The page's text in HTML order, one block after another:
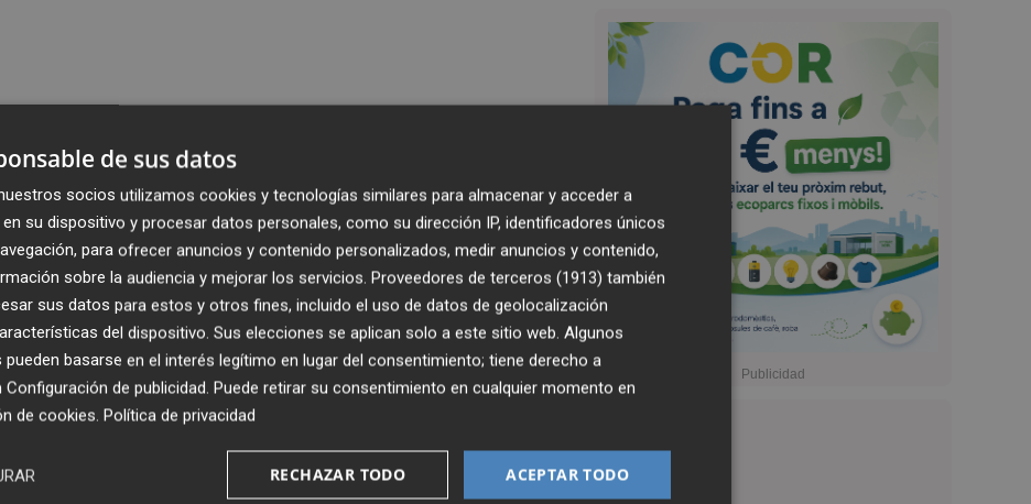
de sus datos
socios utilizamos cookies y tecnologías similares para almacenar y acceder a
su dispositivo y procesar datos personales, como su dirección IP, identificadores únicos
para ofrecer anuncios y contenido personalizados, medir anuncios y contenido,
sobre la audiencia y mejorar los servicios. Proveedores de terceros (1913) también
sus datos para estos y otros fines, incluido el uso de datos de geolocalización
del dispositivo. Sus elecciones se aplican solo a este sitio web. Algunos
pueden basarse en el interés legítimo en lugar del consentimiento; tiene derecho a
Configuración de publicidad. Puede retirar su consentimiento en cualquier momento en
de cookies. Política de privacidad
ACEPTAR TODO
RECHAZAR TODO